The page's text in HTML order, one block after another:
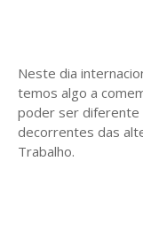
Neste dia
temos algo a
poder ser diferente
decorrentes das
Trabalho.